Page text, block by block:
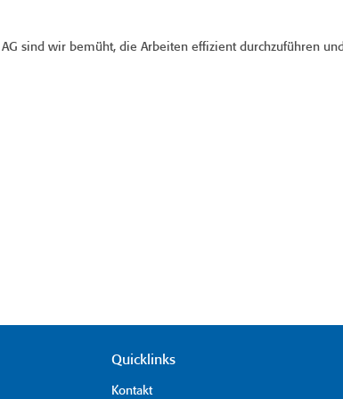
sind wir bemüht, die Arbeiten effizient durchzuführen
Quicklinks
Kontakt